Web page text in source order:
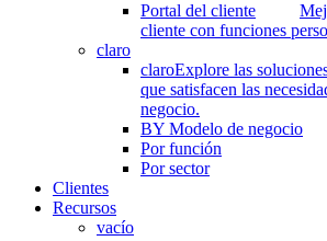
Portal del cliente
cliente con funciones
claro
claroExplore las
que satisfacen las
negocio.
BY Modelo de negocio
Por función
Por sector
Clientes
Recursos
vacío